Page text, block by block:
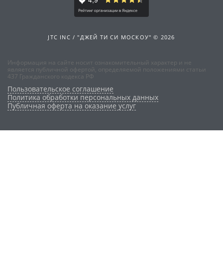
JTC INC / "ДЖЕЙ ТИ СИ МОСКОУ" © 2026
Информация на сайте носит ознакомительный характер и не
является публичной офертой, определяемой положениями статьи
437 Гражданского кодекса РФ
Пользовательское соглашение
Политика обработки персональных данных
Публичная оферта на оказание услуг